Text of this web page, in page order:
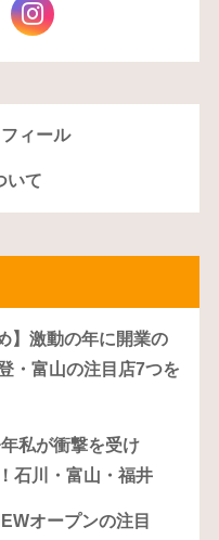
ィール
いて
】激動の年に開業の
・富山の注目店7つを
私が衝撃を受け
石川・富山・福井
オープンの注目